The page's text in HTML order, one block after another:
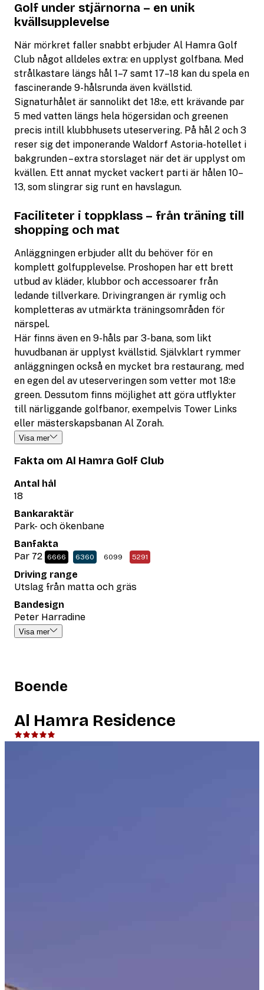
Golf under stjärnorna – en unik
kvällsupplevelse
När mörkret faller snabbt erbjuder Al Hamra Golf
Club något alldeles extra: en upplyst golfbana. Med
strålkastare längs hål 1–7 samt 17–18 kan du spela en
fascinerande 9-hålsrunda även kvällstid.
Signaturhålet är sannolikt det 18:e, ett krävande par
5 med vatten längs hela högersidan och greenen
precis intill klubbhusets uteservering. På hål 2 och 3
reser sig det imponerande Waldorf Astoria-hotellet i
bakgrunden – extra storslaget när det är upplyst om
kvällen. Ett annat mycket vackert parti är hålen 10–
13, som slingrar sig runt en havslagun.
Faciliteter i toppklass – från träning till
shopping och mat
Anläggningen erbjuder allt du behöver för en
komplett golfupplevelse. Proshopen har ett brett
utbud av kläder, klubbor och accessoarer från
ledande tillverkare. Drivingrangen är rymlig och
kompletteras av utmärkta träningsområden för
närspel.
Här finns även en 9-håls par 3-bana, som likt
huvudbanan är upplyst kvällstid. Självklart rymmer
anläggningen också en mycket bra restaurang, med
en egen del av uteserveringen som vetter mot 18:e
green. Dessutom finns möjlighet att göra utflykter
till närliggande golfbanor, exempelvis Tower Links
eller mästerskapsbanan Al Zorah.
Visa mer
Fakta om Al Hamra Golf Club
Antal hål
18
Bankaraktär
Park- och ökenbane
Banfakta
Par 72 6666 6360 6099 5291
Driving range
Utslag från matta och gräs
Bandesign
Peter Harradine
Visa mer
Boende
Al Hamra Residence